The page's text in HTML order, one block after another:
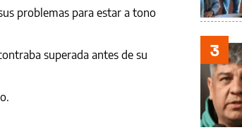
problemas para estar a tono
superada antes de su
3